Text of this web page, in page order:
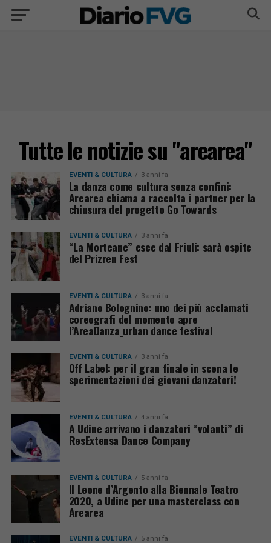
Tutte le notizie su "arearea"
EVENTI & CULTURA 3 anni fa
La danza come cultura senza confini:
Arearea chiama a raccolta i partner per la
chiusura del progetto Go Towards
EVENTI & CULTURA 3 anni fa
“La Morteane” esce dal Friuli: sarà ospite
del Prizren Fest
EVENTI & CULTURA 3 anni fa
Adriano Bolognino: uno dei più acclamati
coreografi del momento apre
l’AreaDanza_urban dance festival
EVENTI & CULTURA 3 anni fa
Off Label: per il gran finale in scena le
sperimentazioni dei giovani danzatori!
EVENTI & CULTURA 4 anni fa
A Udine arrivano i danzatori “volanti” di
ResExtensa Dance Company
EVENTI & CULTURA 5 anni fa
Il Leone d’Argento alla Biennale Teatro
2020, a Udine per una masterclass con
Arearea
EVENTI & CULTURA 5 anni fa